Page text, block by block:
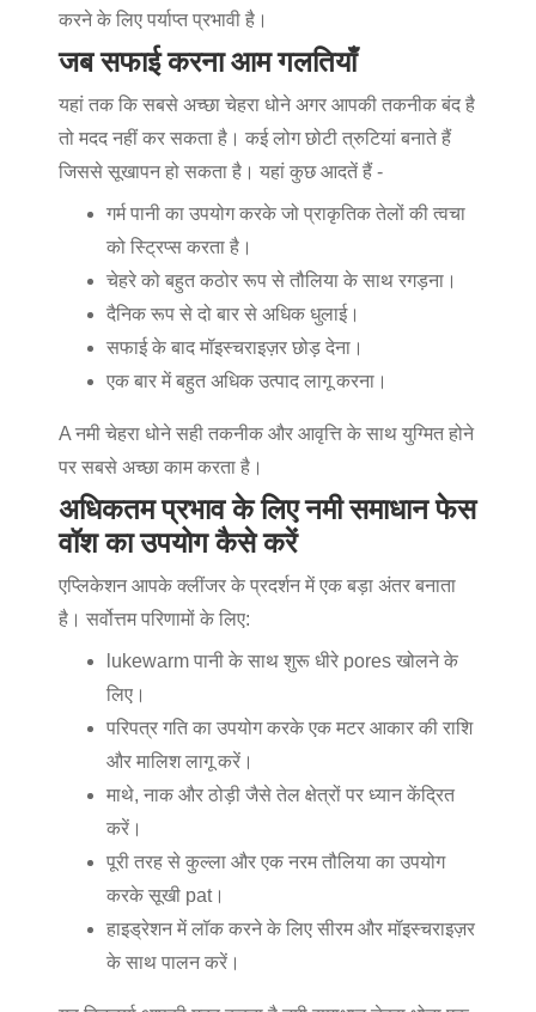
करने के लिए पर्याप्त प्रभावी है।
जब सफाई करना आम गलतियाँ
यहां तक कि सबसे अच्छा चेहरा धोने अगर आपकी तकनीक बंद है
तो मदद नहीं कर सकता है। कई लोग छोटी त्रुटियां बनाते हैं
जिससे सूखापन हो सकता है। यहां कुछ आदतें हैं -
गर्म पानी का उपयोग करके जो प्राकृतिक तेलों की त्वचा
को स्ट्रिप्स करता है।
चेहरे को बहुत कठोर रूप से तौलिया के साथ रगड़ना।
दैनिक रूप से दो बार से अधिक धुलाई।
सफाई के बाद मॉइस्चराइज़र छोड़ देना।
एक बार में बहुत अधिक उत्पाद लागू करना।
A नमी चेहरा धोनेसही तकनीक और आवृत्ति के साथ युग्मित होने
पर सबसे अच्छा काम करता है।
अधिकतम प्रभाव के लिए नमी समाधान फेस
वॉश का उपयोग कैसे करें
एप्लिकेशन आपके क्लींजर के प्रदर्शन में एक बड़ा अंतर बनाता
है। सर्वोत्तम परिणामों के लिए:
lukewarm पानी के साथ शुरू धीरे pores खोलने के
लिए।
परिपत्र गति का उपयोग करके एक मटर आकार की राशि
और मालिश लागू करें।
माथे, नाक और ठोड़ी जैसे तेल क्षेत्रों पर ध्यान केंद्रित
करें।
पूरी तरह से कुल्ला और एक नरम तौलिया का उपयोग
करके सूखी pat।
हाइड्रेशन में लॉक करने के लिए सीरम और मॉइस्चराइज़र
के साथ पालन करें।